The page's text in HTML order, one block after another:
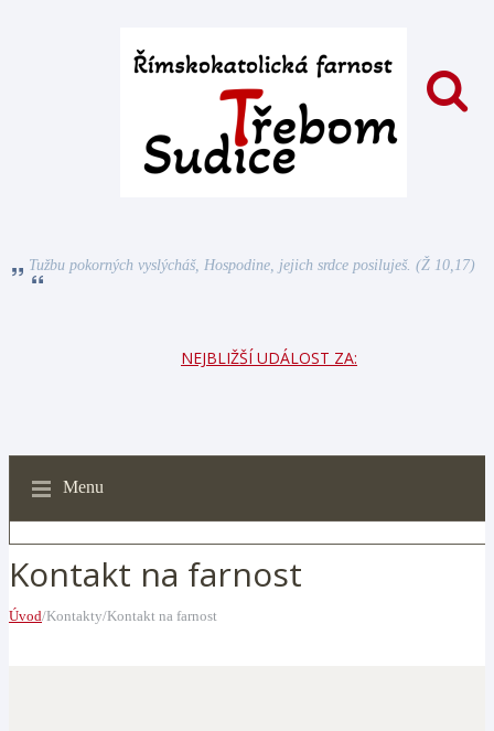
Tužbu pokorných vyslýcháš, Hospodine, jejich srdce posiluješ. (Ž 10,17)
NEJBLIŽŠÍ UDÁLOST ZA:
Menu
Kontakt na farnost
Úvod/Kontakty/Kontakt na farnost